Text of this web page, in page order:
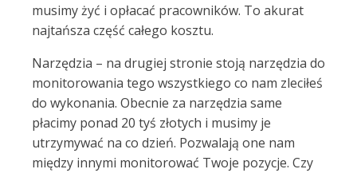
musimy żyć i opłacać pracowników. To akurat
najtańsza część całego kosztu.
Narzędzia – na drugiej stronie stoją narzędzia do
monitorowania tego wszystkiego co nam zleciłeś
do wykonania. Obecnie za narzędzia same
płacimy ponad 20 tyś złotych i musimy je
utrzymywać na co dzień. Pozwalają one nam
między innymi monitorować Twoje pozycje. Czy